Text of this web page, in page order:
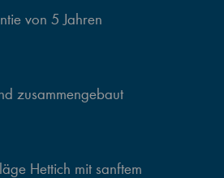
von 5 Jahren
zusammengebaut
Hettich mit sanftem